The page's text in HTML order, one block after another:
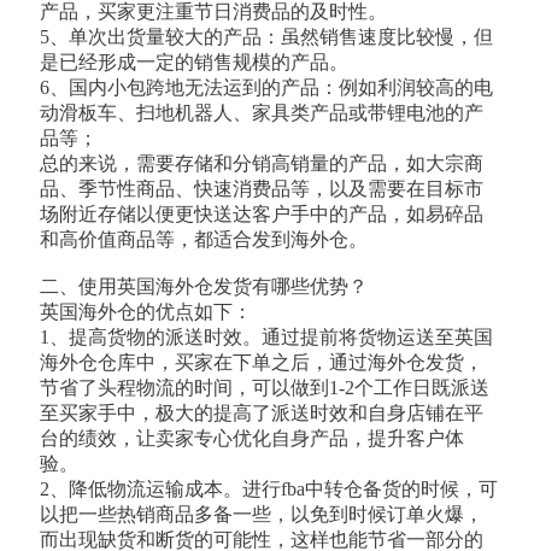
产品，买家更注重节日消费品的及时性。
5、单次出货量较大的产品：虽然销售速度比较慢，但
是已经形成一定的销售规模的产品。
6、国内小包跨地无法运到的产品：例如利润较高的电
动滑板车、扫地机器人、家具类产品或带锂电池的产
品等；
总的来说，需要存储和分销高销量的产品，如大宗商
品、季节性商品、快速消费品等，以及需要在目标市
场附近存储以便更快送达客户手中的产品，如易碎品
和高价值商品等，都适合发到海外仓。
二、使用英国海外仓发货有哪些优势？
英国海外仓的优点如下：
1、提高货物的派送时效。通过提前将货物运送至英国
海外仓仓库中，买家在下单之后，通过海外仓发货，
节省了头程物流的时间，可以做到1-2个工作日既派送
至买家手中，极大的提高了派送时效和自身店铺在平
台的绩效，让卖家专心优化自身产品，提升客户体
验。
2、降低物流运输成本。进行fba中转仓备货的时候，可
以把一些热销商品多备一些，以免到时候订单火爆，
而出现缺货和断货的可能性，这样也能节省一部分的